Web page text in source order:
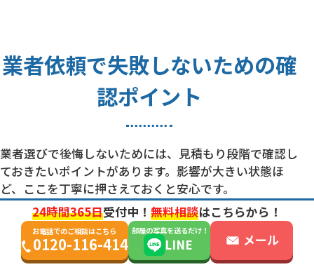
業者依頼で失敗しないための確
認ポイント
業者選びで後悔しないためには、見積もり段階で確認し
ておきたいポイントがあります。影響が大きい状態ほ
ど、ここを丁寧に押さえておくと安心です。
見積もり時に必ず聞いておきたい質問
24時間365日受付中！ 無料相談はこちらから！
お電話でのご相談はこちら
0120-116-414
部屋の写真を送るだけ！
LINE メール